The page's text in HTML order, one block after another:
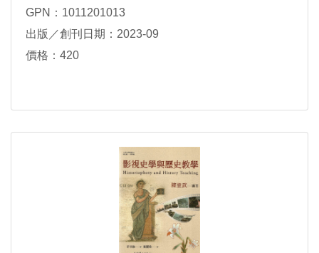
GPN：1011201013
出版／創刊日期：2023-09
價格：420